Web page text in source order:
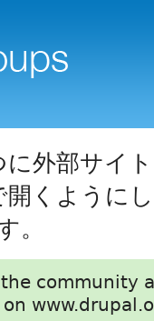
に外部サイ
くように
community
on